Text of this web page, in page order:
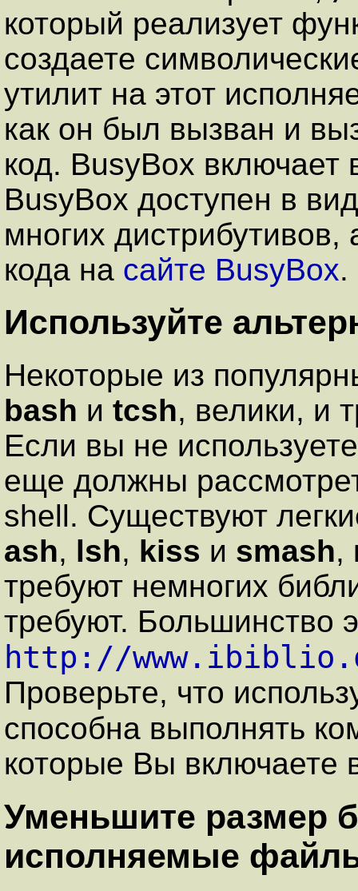
который реализует
создаете
утилит на этот
как он был вызван и
код. BusyBox
BusyBox доступен в
многих дистрибутивов,
кода на сайте BusyBox.
Используйте
Некоторые из
bash и tcsh, велики, и
Если вы не
еще должны
shell. Существуют
ash, lsh, kiss и smash,
требуют немногих
требуют. Большинство
http://
Проверьте, что
способна выполнять
которые Вы включаете
Уменьшите размер
исполняемые